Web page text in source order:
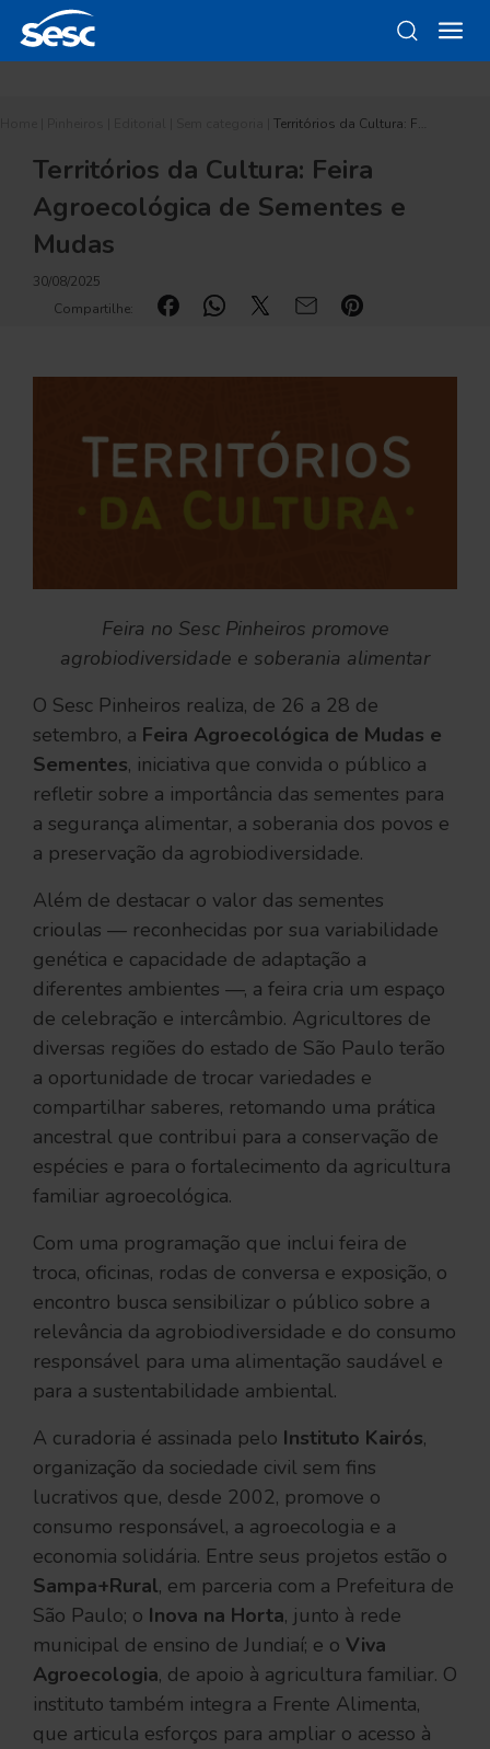
Territórios da Cultura: F…
Territórios da Cultura: Feira
Agroecológica de Sementes e
Mudas
30/08/2025
Compartilhe:
Feira no Sesc Pinheiros promove
agrobiodiversidade e soberania alimentar
O Sesc Pinheiros realiza, de 26 a 28 de
setembro, a Feira Agroecológica de Mudas e
Sementes, iniciativa que convida o público a
refletir sobre a importância das sementes para
a segurança alimentar, a soberania dos povos e
a preservação da agrobiodiversidade.
Além de destacar o valor das sementes
crioulas — reconhecidas por sua variabilidade
genética e capacidade de adaptação a
diferentes ambientes —, a feira cria um espaço
de celebração e intercâmbio. Agricultores de
diversas regiões do estado de São Paulo terão
a oportunidade de trocar variedades e
compartilhar saberes, retomando uma prática
ancestral que contribui para a conservação de
espécies e para o fortalecimento da agricultura
familiar agroecológica.
Com uma programação que inclui feira de
troca, oficinas, rodas de conversa e exposição, o
encontro busca sensibilizar o público sobre a
relevância da agrobiodiversidade e do consumo
responsável para uma alimentação saudável e
para a sustentabilidade ambiental.
A curadoria é assinada pelo Instituto Kairós,
organização da sociedade civil sem fins
lucrativos que, desde 2002, promove o
consumo responsável, a agroecologia e a
economia solidária. Entre seus projetos estão o
Sampa+Rural, em parceria com a Prefeitura de
São Paulo; o Inova na Horta, junto à rede
municipal de ensino de Jundiaí; e o Viva
Agroecologia, de apoio à agricultura familiar. O
instituto também integra a Frente Alimenta,
que articula esforços para ampliar o acesso à